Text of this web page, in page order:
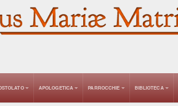
APOLOGETICA PARROCCHIE BIBLIOTECA